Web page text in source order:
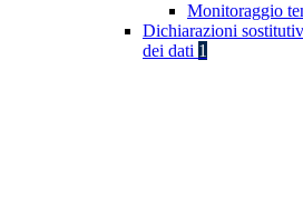
Monitoraggio
Dichiarazioni
dei dati 1